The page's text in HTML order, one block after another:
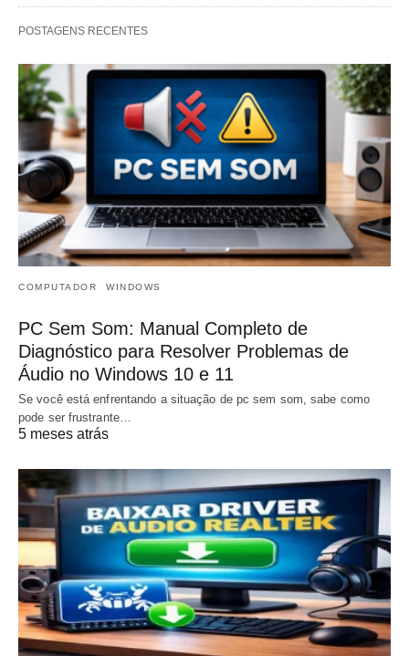
POSTAGENS RECENTES
COMPUTADOR WINDOWS
PC Sem Som: Manual Completo de
Diagnóstico para Resolver Problemas de
Áudio no Windows 10 e 11
Se você está enfrentando a situação de pc sem som, sabe como
pode ser frustrante…
5 meses atrás